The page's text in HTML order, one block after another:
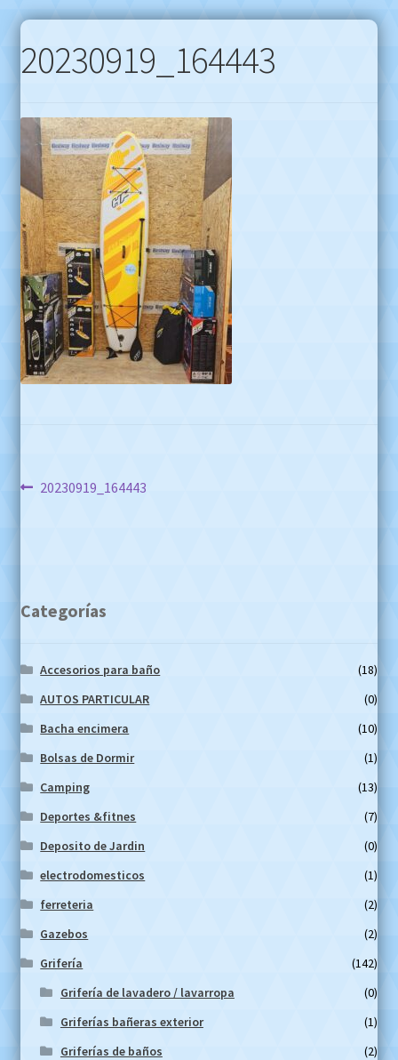
20230919_164443
Navegación
Anterior:
20230919_164443
Categorías
Accesorios para baño
(18)
AUTOS PARTICULAR
(0)
Bacha encimera
(10)
Bolsas de Dormir
(1)
Camping
(13)
Deportes &fitnes
(7)
Deposito de Jardin
(0)
electrodomesticos
(1)
ferreteria
(2)
Gazebos
(2)
Grifería
(142)
Grifería de lavadero / lavarropa
(0)
Griferías bañeras exterior
(1)
Griferías de baños
(2)